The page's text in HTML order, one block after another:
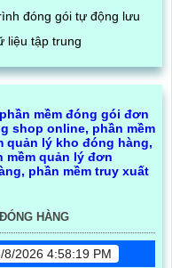
đóng gói tự động lưu
liệu tập trung
HÀNG
8/2026 4:58:19 PM